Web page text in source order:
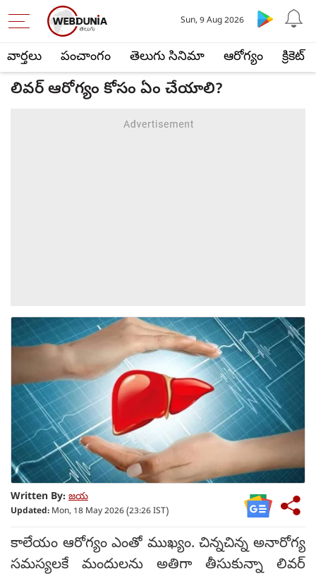
వార్తలు పంచాంగం తెలుగు సినిమా ఆరోగ్యం క్రికెట్
Sun, 9 Aug 2026
లివర్ ఆరోగ్యం కోసం ఏం చేయాలి?
Written By: జయ
Updated: Mon, 18 May 2026 (23:26 IST)
కాలేయం ఆరోగ్యం ఎంతో ముఖ్యం. చిన్నచిన్న అనారోగ్య
సమస్యలకే మందులను అతిగా తీసుకున్నా లివర్